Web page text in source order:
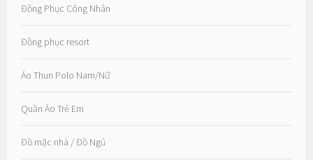
Đồng Phục Công Nhân
Đồng phục resort
Áo Thun Polo Nam/Nữ
Quần Áo Trẻ Em
Đồ mặc nhà / Đồ Ngủ